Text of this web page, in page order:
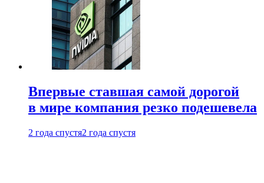
Впервые ставшая самой дорогой
в мире компания резко подешевела
2 года спустя2 года спустя